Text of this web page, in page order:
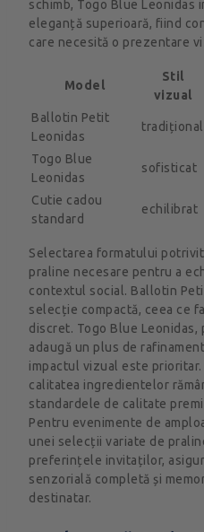
schimb, Togo Blue Leonidas
eleganță superioară, fiind
care necesită o prezentare
Model
Stil
vizual
Ballotin Petit
Leonidas
tradițional
Togo Blue
Leonidas
sofisticat
Cutie cadou
standard
echilibrat
Selectarea formatului
praline necesare pentru a
contextul social. Ballotin
selecție compactă, ceea ce
discret. Togo Blue
adaugă un plus de
impactul vizual este
calitatea ingredientelor
standardele de calitate
Pentru evenimente de
unei selecții variate de
preferințele invitaților,
senzorială completă și
destinatar.